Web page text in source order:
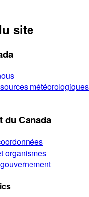
site
météorologiques
du Canada
organismes